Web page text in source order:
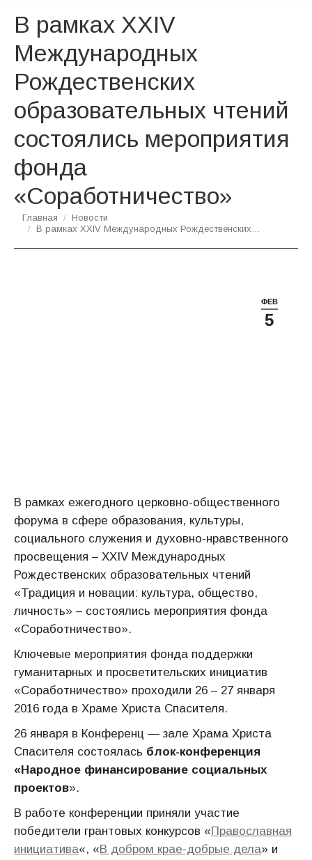
В рамках XXIV
Международных
Рождественских
образовательных чтений
состоялись мероприятия
фонда
«Соработничество»
Вы здесь:
Главная
Новости
В рамках XXIV Международных Рождественских…
ФЕВ
5
В рамках ежегодного церковно-общественного
форума в сфере образования, культуры,
социального служения и духовно-нравственного
просвещения – XXIV Международных
Рождественских образовательных чтений
«Традиция и новации: культура, общество,
личность» – состоялись мероприятия фонда
«Соработничество».
Ключевые мероприятия фонда поддержки
гуманитарных и просветительских инициатив
«Соработничество» проходили 26 – 27 января
2016 года в Храме Христа Спасителя.
26 января в Конференц — зале Храма Христа
Спасителя состоялась блок-конференция
«Народное финансирование социальных
проектов».
В работе конференции приняли участие
победители грантовых конкурсов «Православная
инициатива«, «В добром крае-добрые дела» и